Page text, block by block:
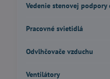
Vedenie stenovej podpory
Pracovné svietidlá
Odvlhčovače vzduchu
Ventilátory